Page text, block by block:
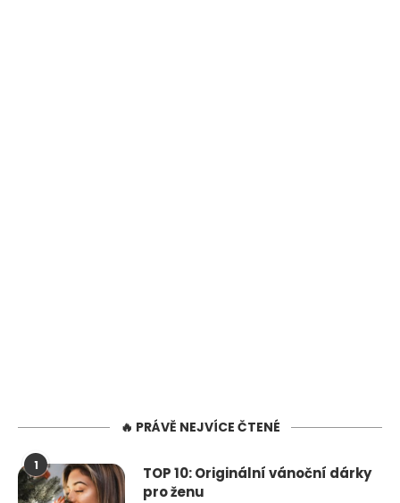
🔥 PRÁVĚ NEJVÍCE ČTENÉ
1
TOP 10: Originální vánoční dárky
pro ženu